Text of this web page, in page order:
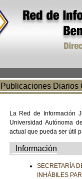
Publicaciones Diarios
La Red de Información
Universidad Autónoma
actual que pueda ser útil
Información
SECRETARÍA
INHÁBILES